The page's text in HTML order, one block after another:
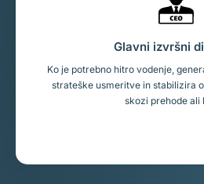
Glavni izvršni
Ko je potrebno hitro vodenje,
strateške usmeritve in stabilizira
skozi prehode ali